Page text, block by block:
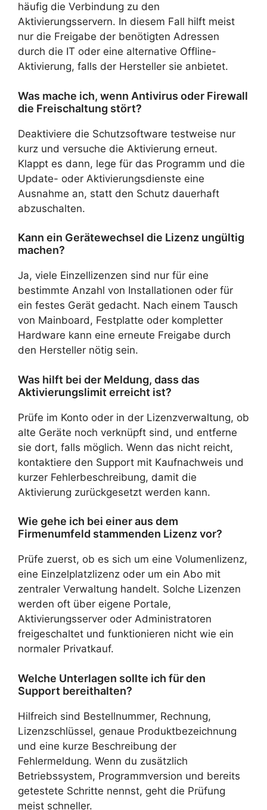
häufig die Verbindung zu den
Aktivierungsservern. In diesem Fall hilft meist
nur die Freigabe der benötigten Adressen
durch die IT oder eine alternative Offline-
Aktivierung, falls der Hersteller sie anbietet.
Was mache ich, wenn Antivirus oder Firewall
die Freischaltung stört?
Deaktiviere die Schutzsoftware testweise nur
kurz und versuche die Aktivierung erneut.
Klappt es dann, lege für das Programm und die
Update- oder Aktivierungsdienste eine
Ausnahme an, statt den Schutz dauerhaft
abzuschalten.
Kann ein Gerätewechsel die Lizenz ungültig
machen?
Ja, viele Einzellizenzen sind nur für eine
bestimmte Anzahl von Installationen oder für
ein festes Gerät gedacht. Nach einem Tausch
von Mainboard, Festplatte oder kompletter
Hardware kann eine erneute Freigabe durch
den Hersteller nötig sein.
Was hilft bei der Meldung, dass das
Aktivierungslimit erreicht ist?
Prüfe im Konto oder in der Lizenzverwaltung, ob
alte Geräte noch verknüpft sind, und entferne
sie dort, falls möglich. Wenn das nicht reicht,
kontaktiere den Support mit Kaufnachweis und
kurzer Fehlerbeschreibung, damit die
Aktivierung zurückgesetzt werden kann.
Wie gehe ich bei einer aus dem
Firmenumfeld stammenden Lizenz vor?
Prüfe zuerst, ob es sich um eine Volumenlizenz,
eine Einzelplatzlizenz oder um ein Abo mit
zentraler Verwaltung handelt. Solche Lizenzen
werden oft über eigene Portale,
Aktivierungsserver oder Administratoren
freigeschaltet und funktionieren nicht wie ein
normaler Privatkauf.
Welche Unterlagen sollte ich für den
Support bereithalten?
Hilfreich sind Bestellnummer, Rechnung,
Lizenzschlüssel, genaue Produktbezeichnung
und eine kurze Beschreibung der
Fehlermeldung. Wenn du zusätzlich
Betriebssystem, Programmversion und bereits
getestete Schritte nennst, geht die Prüfung
meist schneller.